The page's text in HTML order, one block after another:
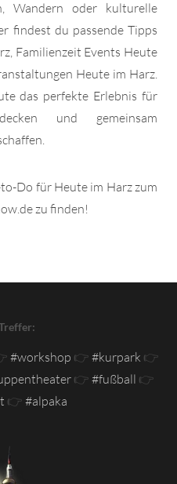
Wandern oder kulturelle
findest du passende Tipps
Familienzeit Events Heute
Heute im Harz.
das perfekte Erlebnis für
und gemeinsam
Do für Heute im Harz zum
zu finden!
#workshop 👉 #kurpark 👉
👉 #fußball 👉
👉 #alpaka